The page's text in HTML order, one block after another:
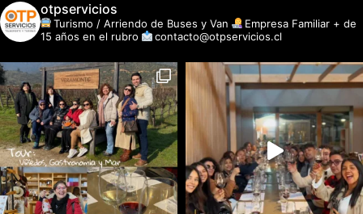
otpservicios
Turismo / Arriendo de Buses y Van
Empresa Familiar + de
15 años en el rubro
contacto@otpservicios.cl